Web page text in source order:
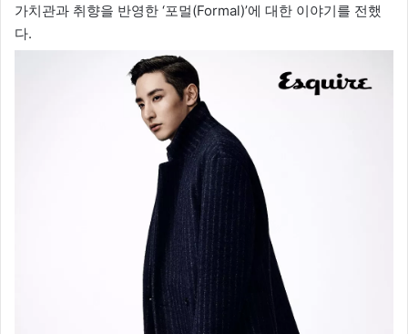
가치관과 취향을 반영한 ‘포멀(Formal)’에 대한 이야기를 전했
다.